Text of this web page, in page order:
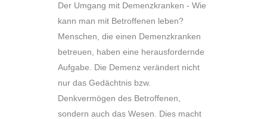
Der Umgang mit Demenzkranken - Wie
kann man mit Betroffenen leben?
Menschen, die einen Demenzkranken
betreuen, haben eine herausfordernde
Aufgabe. Die Demenz verändert nicht
nur das Gedächtnis bzw.
Denkvermögen des Betroffenen,
sondern auch das Wesen. Dies macht